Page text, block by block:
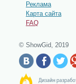
Реклама
Карта сайта
FAQ
© ShowGid, 2019